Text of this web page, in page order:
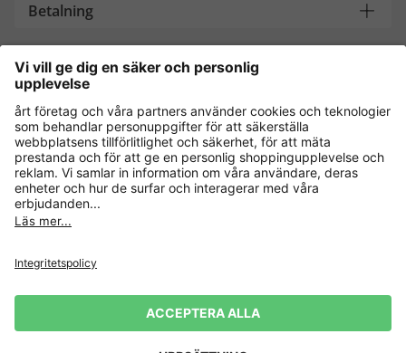
Betalning
Handla säkert med
Andra onlinebutiker
Sverige
Allmänna villkor Ångra köp
Cookie-inställningar